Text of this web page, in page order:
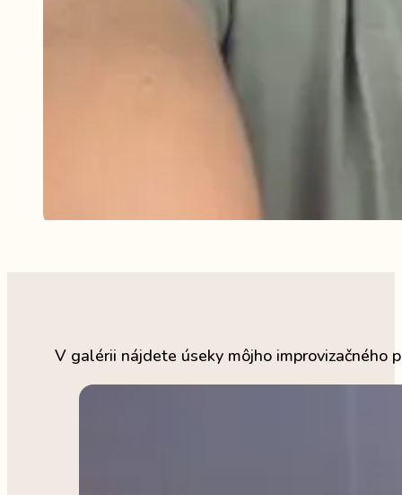
V galérii nájdete úseky môjho improvizačného